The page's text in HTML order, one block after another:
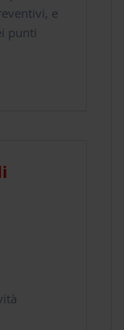
e
punti